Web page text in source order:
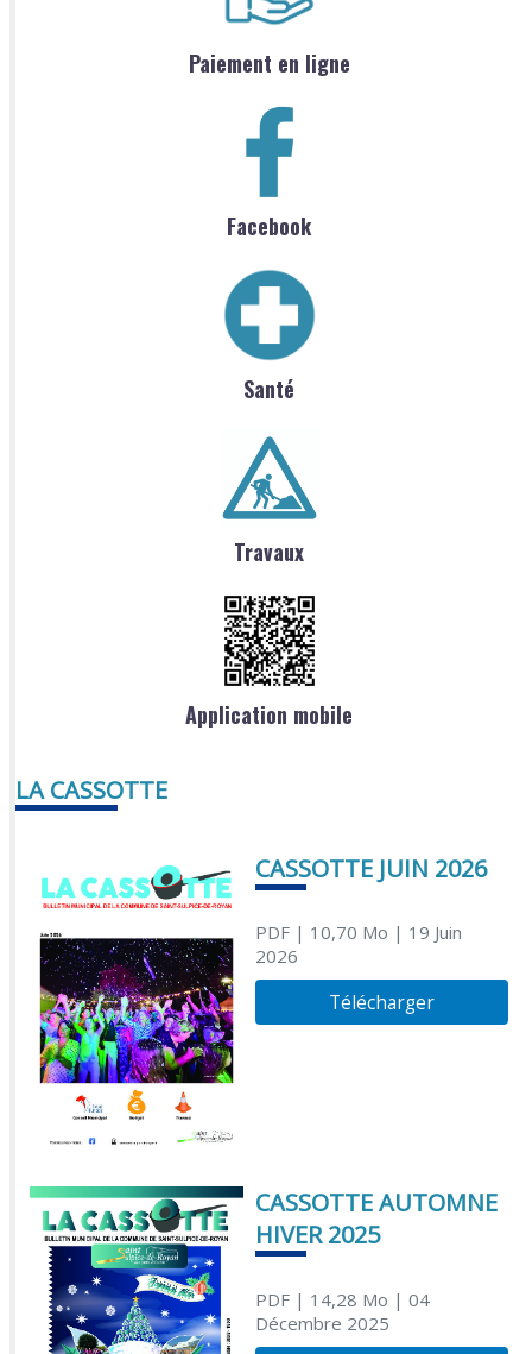
Paiement en ligne
Facebook
Santé
Travaux
Application mobile
LA CASSOTTE
CASSOTTE JUIN 2026
PDF| 10,70 Mo | 19 Juin
2026
Télécharger
CASSOTTE AUTOMNE
HIVER 2025
PDF| 14,28 Mo | 04
Décembre 2025